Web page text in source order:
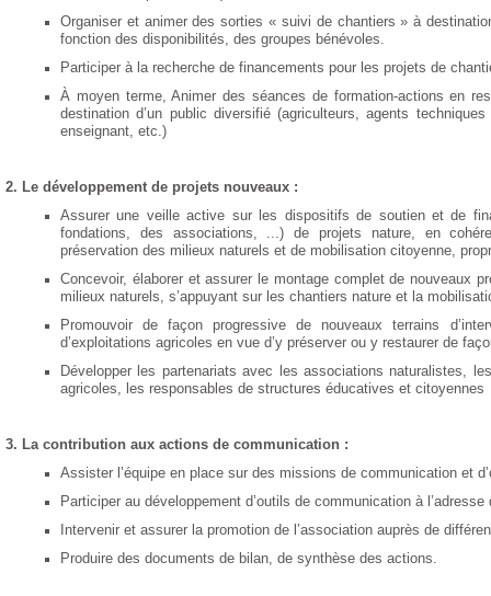
Organiser et animer des sorties « suivi de chantiers » à
fonction des disponibilités, des groupes bénévoles.
Participer à la recherche de financements pour les projets de
À moyen terme, Animer des séances de formation-actions en
destination d’un public diversifié (agriculteurs, agents
enseignant, etc.)
2. Le développement de projets nouveaux :
Assurer une veille active sur les dispositifs de soutien et de
fondations, des associations, ...)de projets nature, en
préservation des milieux naturels et de mobilisation citoyenne,
Concevoir, élaborer etassurer le montage complet de nouveaux
milieux naturels, s’appuyant sur les chantiers nature et la
Promouvoirde façon progressivede nouveaux terrains
d’exploitations agricoles en vue d’y préserver ou y restaurer de
Développer les partenariats avec les associations naturalistes,
agricoles, les responsables de structures éducatives et citoyennes
3. La contribution aux actions de communication :
Assister l’équipe en place sur des missions de communication et
Participer au développement d’outils de communication à
Intervenir et assurer la promotion de l’association auprès de
Produire des documents de bilan, de synthèse des actions.